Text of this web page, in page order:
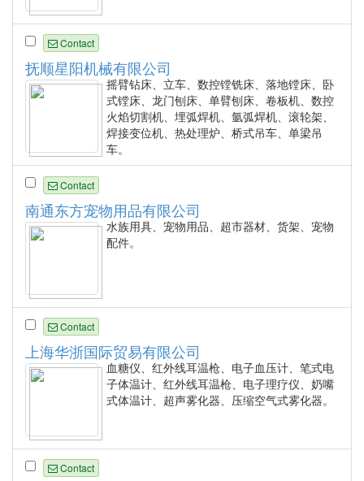
Contact
抚顺星阳机械有限公司
摇臂钻床、立车、数控镗铣床、落地镗床、卧
式镗床、龙门刨床、单臂刨床、卷板机、数控
火焰切割机、埋弧焊机、氩弧焊机、滚轮架、
焊接变位机、热处理炉、桥式吊车、单梁吊
车。
Contact
南通东方宠物用品有限公司
水族用具、宠物用品、超市器材、货架、宠物
配件。
Contact
上海华浙国际贸易有限公司
血糖仪、红外线耳温枪、电子血压计、笔式电
子体温计、红外线耳温枪、电子理疗仪、奶嘴
式体温计、超声雾化器、压缩空气式雾化器。
Contact